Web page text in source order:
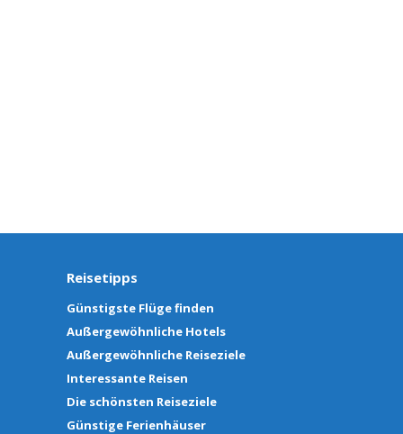
Reisetipps
Günstigste Flüge finden
Außergewöhnliche Hotels
Außergewöhnliche Reiseziele
Interessante Reisen
Die schönsten Reiseziele
Günstige Ferienhäuser